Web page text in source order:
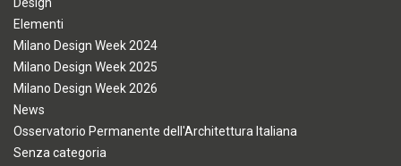
Design
Elementi
Milano Design Week 2024
Milano Design Week 2025
Milano Design Week 2026
News
Osservatorio Permanente dell'Architettura Italiana
Senza categoria